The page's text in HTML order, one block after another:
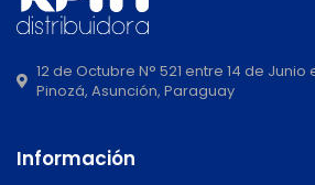
12 de Octubre N° 521 entre 14 de
Pinozá, Asunción, Paraguay
Información